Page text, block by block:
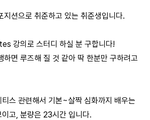
지션으로 취준하고 있는 취준생입니다.
강의로 스터디 하실 분 구합니다!
하면 루즈해 질 것 같아 딱 한분만 구하려고
스 관련해서 기본~살짝 심화까지 배우는
고, 분량은 23시간 입니다.